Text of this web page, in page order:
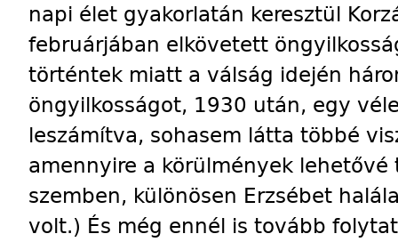
napi élet gyakorlatán keresztül
februárjában elkövetett
történtek miatt a válság idején
öngyilkosságot, 1930 után, egy
leszámítva, sohasem látta többé
amennyire a körülmények
szemben, különösen Erzsébet
volt.) És még ennél is tovább